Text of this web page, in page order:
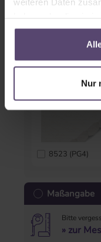
gesammelt haben.
Nur
3042 (PG3)
8523 (PG4)
Maßangabe
Bitte
» zur